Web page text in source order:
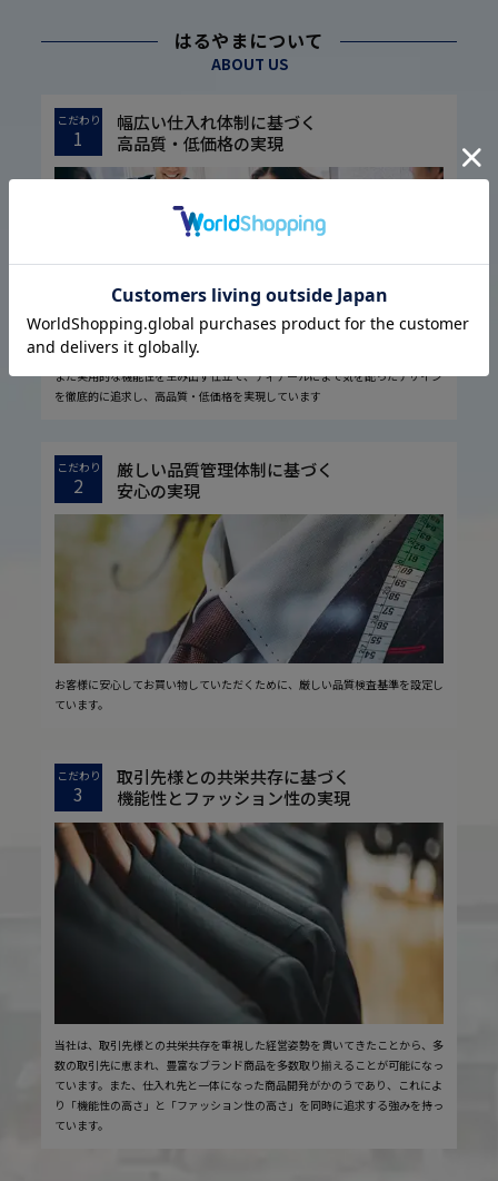
はるやまについて
ABOUT US
こだわり
1
幅広い仕入れ体制に基づく
高品質・低価格の実現
1974年の設立以来培ってきた圧倒的な流通経路を駆使し、大量仕入れや国内
外の生地メーカー様との共同開発などで素材の低コスト化に成功しました。
また実用的な機能性を生み出す仕立て、ディテールにまで気を配ったデザイン
を徹底的に追求し、高品質・低価格を実現しています
こだわり
2
厳しい品質管理体制に基づく
安心の実現
お客様に安心してお買い物していただくために、厳しい品質検査基準を設定し
ています。
こだわり
3
取引先様との共栄共存に基づく
機能性とファッション性の実現
当社は、取引先様との共栄共存を重視した経営姿勢を貫いてきたことから、多
数の取引先に恵まれ、豊富なブランド商品を多数取り揃えることが可能になっ
ています。また、仕入れ先と一体になった商品開発がかのうであり、これによ
り「機能性の高さ」と「ファッション性の高さ」を同時に追求する強みを持っ
ています。